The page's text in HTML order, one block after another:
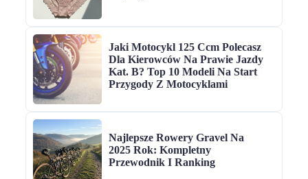
Jaki Motocykl 125 Ccm Polecasz
Dla Kierowców Na Prawie Jazdy
Kat. B? Top 10 Modeli Na Start
Przygody Z Motocyklami
Najlepsze Rowery Gravel Na
2025 Rok: Kompletny
Przewodnik I Ranking